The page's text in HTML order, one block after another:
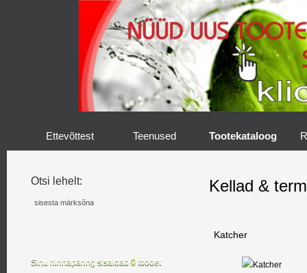
Ettevõttest Teenused Tootekataloog
Otsi lehelt:
Sinu hinnapäring sisaldab 0 toodet
Kellad &
Katcher